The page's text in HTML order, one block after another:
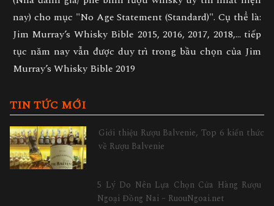
nay) cho mục "No Age Statement (Standard)". Cụ thể là:
Jim Murray’s Whisky Bible 2015, 2016, 2017, 2018,... tiếp
tục năm nay vẫn được duy trì trong bầu chọn của Jim
Murray’s Whisky Bible 2019
TIN TỨC MỚI
Giới thiệu Rượu Balvenie, Top 6 kiến thức
về Rượu Balvenie
5 Lý Do Nên Lựa Chọn Cửa Hàng Rượu
Ngoại Đồng Nai – RuouNgoai.net